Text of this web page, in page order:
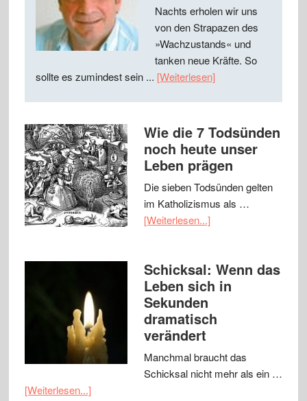
Nachts erholen wir uns
von den Strapazen des
»Wachzustands« und
tanken neue Kräfte. So
sollte es zumindest sein ... [Weiterlesen]
Wie die 7 Todsünden
noch heute unser
Leben prägen
Die sieben Todsünden gelten
im Katholizismus als …
[Weiterlesen...]
Schicksal: Wenn das
Leben sich in
Sekunden
dramatisch
verändert
Manchmal braucht das
Schicksal nicht mehr als ein …
[Weiterlesen...]